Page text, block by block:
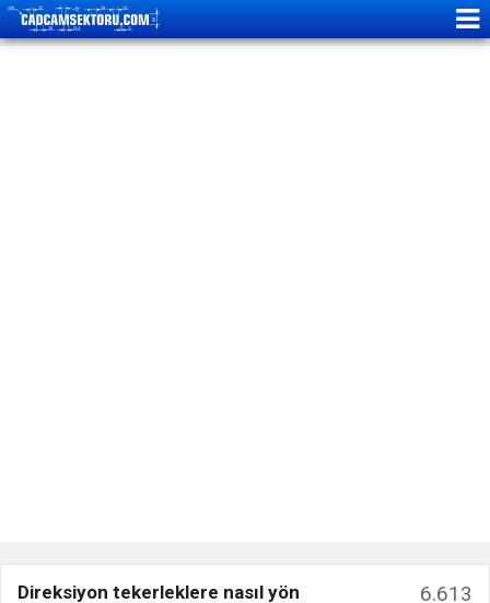
Direksiyon tekerleklere nasıl yön
6.613